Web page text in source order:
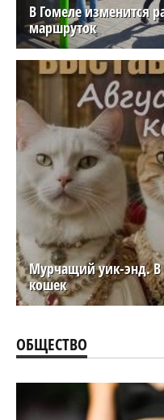
В Гомеле изменится
маршруток
Мурчащий уик-энд. В
кошек
ОБЩЕСТВО